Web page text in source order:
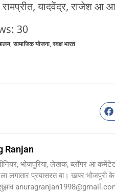
रामप्रीत, यादवेंद्र, राजेश
30
, सामाजिक योजना, स्वक्ष भारत
Ranjan
भोजपुरिया, लेखक, ब्लॉगर आ
लगातार प्रयासरत बा। खबर